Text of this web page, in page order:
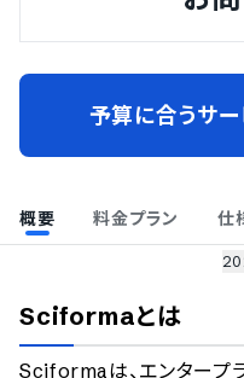
予算に合うサ
概要 料金プラン 仕
情報更新者：業界DX最強
Sciformaとは
Sciformaは、エンタープ